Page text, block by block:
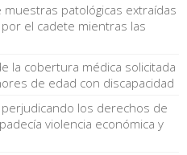
patológicas extraídas
el cadete mientras las
la cobertura médica solicitada
de edad con discapacidad
los derechos de
violencia económica y